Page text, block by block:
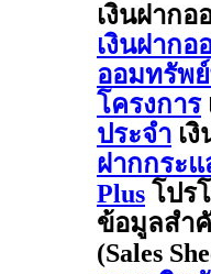
เงินฝาก
เงินฝาก
ออมทรัพ
โครงการ
ประจำ เ
ฝากกระ
Plus โปร
ข้อมูลสำ
(Sales